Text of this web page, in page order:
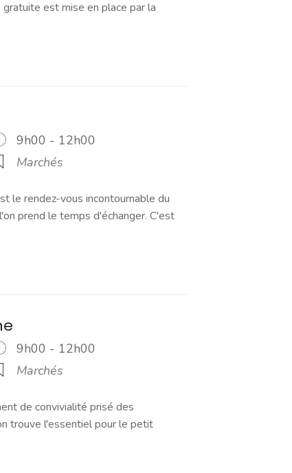
est mise en place par la
9h00 - 12h00
Marchés
le rendez-vous incontournable du
prend le temps d'échanger. C'est
9h00 - 12h00
Marchés
de convivialité prisé des
trouve l'essentiel pour le petit